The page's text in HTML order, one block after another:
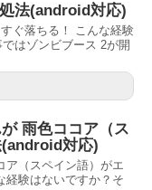
法(android対応)
ぐ落ちる！ こんな経験
はゾンビブース 2が開
雨色ココア（ス
対応)
ア（スペイン語）がエ
経験はないですか？そ